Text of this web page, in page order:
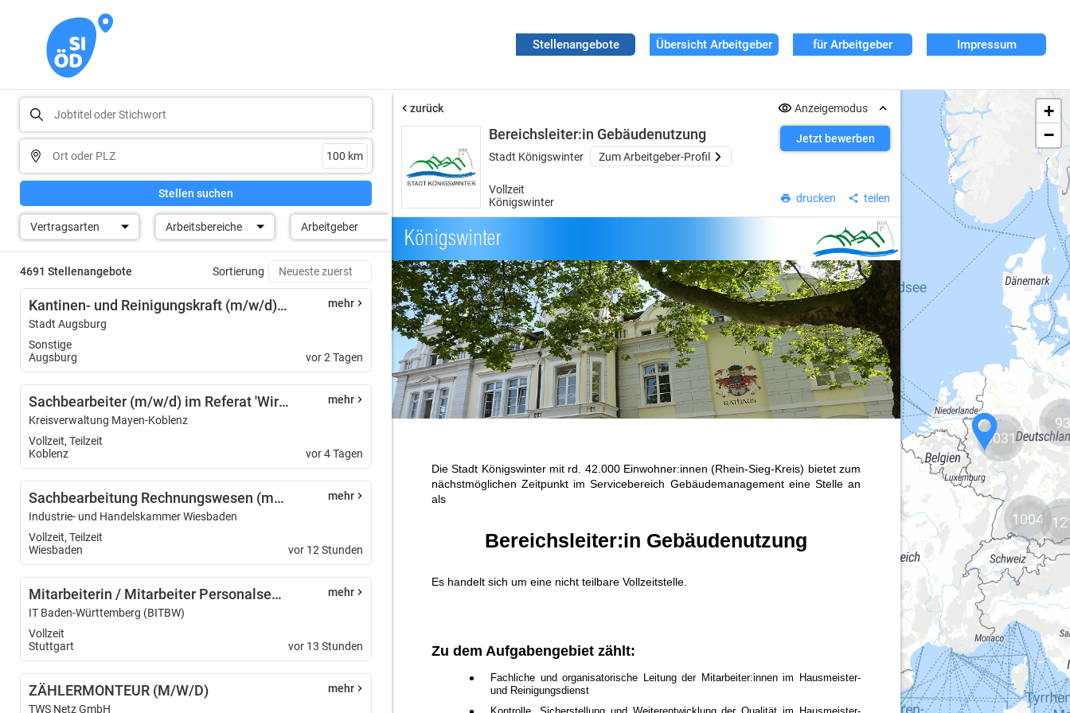
Stellenangebote Übersicht Arbeitgeber für Arbeitgeber Impressum
Stellen suchen
Vertragsarten Arbeitsbereiche Arbeitgeber
4691 Stellenangebote Sortierung
Kantinen- und Reinigungskraft (m/w/d) befristet als Krankheitsvertretung
Stadt Augsburg
Sonstige
Augsburg
mehr
vor 2 Tagen
Sachbearbeiter (m/w/d) im Referat 'Wirtschaft'
Kreisverwaltung Mayen-Koblenz
Vollzeit, Teilzeit
Koblenz
mehr
vor 4 Tagen
Sachbearbeitung Rechnungswesen (m/w/d)
Industrie- und Handelskammer Wiesbaden
Vollzeit, Teilzeit
Wiesbaden
mehr
vor 12 Stunden
Mitarbeiterin / Mitarbeiter Personalservice (w/m/d) Schwerpunkt Bewerbungsmanagement - 12219-12
IT Baden-Württemberg (BITBW)
Vollzeit
Stuttgart
mehr
vor 13 Stunden
ZÄHLERMONTEUR (M/W/D)
TWS Netz GmbH
mehr
zurück Anzeigemodus
Bereichsleiter:in Gebäudenutzung
Stadt Königswinter Zum Arbeitgeber-Profil
Vollzeit
Königswinter
Jetzt bewerben
drucken teilen
3031
1004
93
+
−